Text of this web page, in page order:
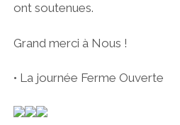
ont soutenues.
Grand merci à Nous !
• La journée Ferme Ouverte